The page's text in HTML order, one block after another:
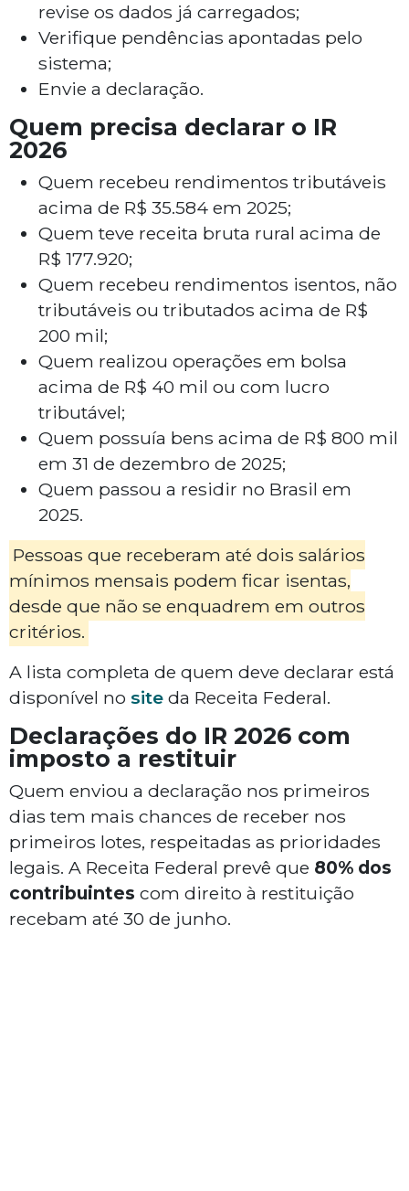
revise os dados já carregados;
Verifique pendências apontadas pelo
sistema;
Envie a declaração.
Quem precisa declarar o IR
2026
Quem recebeu rendimentos tributáveis
acima de R$ 35.584 em 2025;
Quem teve receita bruta rural acima de
R$ 177.920;
Quem recebeu rendimentos isentos, não
tributáveis ou tributados acima de R$
200 mil;
Quem realizou operações em bolsa
acima de R$ 40 mil ou com lucro
tributável;
Quem possuía bens acima de R$ 800 mil
em 31 de dezembro de 2025;
Quem passou a residir no Brasil em
2025.
Pessoas que receberam até dois salários
mínimos mensais podem ficar isentas,
desde que não se enquadrem em outros
critérios.
A lista completa de quem deve declarar está
disponível no site da Receita Federal.
Declarações do IR 2026 com
imposto a restituir
Quem enviou a declaração nos primeiros
dias tem mais chances de receber nos
primeiros lotes, respeitadas as prioridades
legais. A Receita Federal prevê que 80% dos
contribuintes com direito à restituição
recebam até 30 de junho.